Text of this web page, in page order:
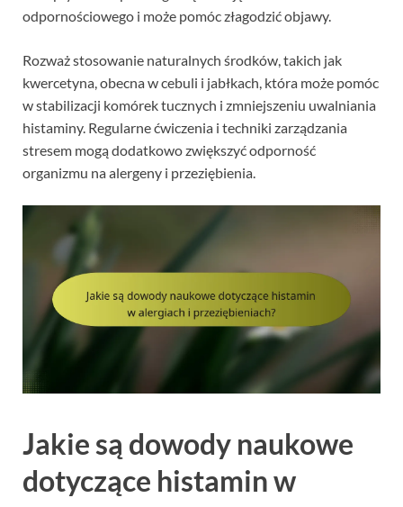
odpornościowego i może pomóc złagodzić objawy.
Rozważ stosowanie naturalnych środków, takich jak
kwercetyna, obecna w cebuli i jabłkach, która może pomóc
w stabilizacji komórek tucznych i zmniejszeniu uwalniania
histaminy. Regularne ćwiczenia i techniki zarządzania
stresem mogą dodatkowo zwiększyć odporność
organizmu na alergeny i przeziębienia.
Jakie są dowody naukowe
dotyczące histamin w